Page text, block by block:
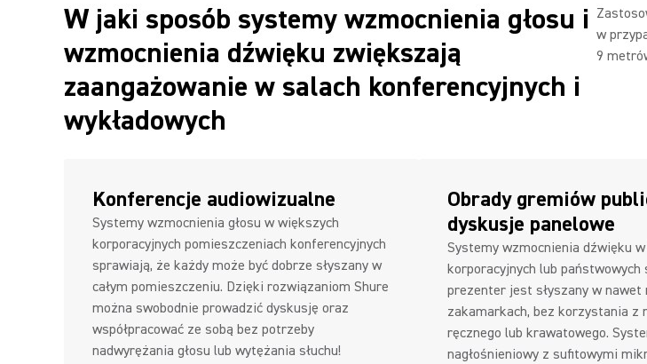
W jaki sposób systemy wzmocnienia głosu i
wzmocnienia dźwięku zwiększają
zaangażowanie w salach konferencyjnych i
wykładowych
w
9
Konferencje audiowizualne
Systemy wzmocnienia głosu w większych
korporacyjnych pomieszczeniach konferencyjnych
sprawiają, że każdy może być dobrze słyszany w
całym pomieszczeniu. Dzięki rozwiązaniom Shure
można swobodnie prowadzić dyskusję oraz
współpracować ze sobą bez potrzeby
nadwyrężania głosu lub wytężania słuchu!
Obrady gremiów
dyskusje panelowe
Systemy wzmocnienia dźwięku w
korporacyjnych lub państwowych
prezenter jest słyszany w nawet
zakamarkach, bez korzystania z
ręcznego lub krawatowego.
nagłośnieniowy z sufitowymi